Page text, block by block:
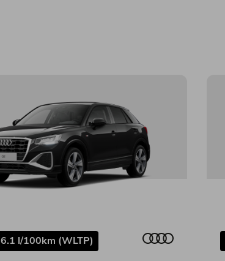
6.1 l/100km (WLTP)